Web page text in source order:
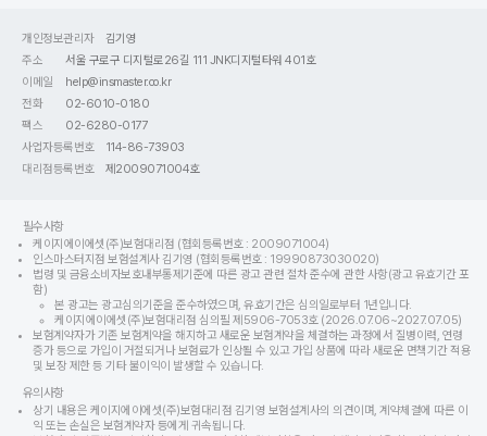
개인정보관리자
김기영
주소
서울 구로구 디지털로26길 111 JNK디지털타워 401호
이메일
help@insmaster.co.kr
전화
02-6010-0180
팩스
02-6280-0177
사업자등록번호
114-86-73903
대리점등록번호
제2009071004호
필수사항
케이지에이에셋(주)보험대리점 (협회등록번호 : 2009071004)
인스마스터지점 보험설계사 김기영 (협회등록번호 : 19990873030020)
법령 및 금융소비자보호내부통제기준에 따른 광고 관련 절차 준수에 관한 사항(광고 유효기간 포
함)
본 광고는 광고심의기준을 준수하였으며, 유효기간은 심의일로부터 1년입니다.
케이지에이에셋(주)보험대리점 심의필 제5906-7053호 (2026.07.06~2027.07.05)
보험계약자가 기존 보험계약을 해지하고 새로운 보험계약을 체결하는 과정에서 질병이력, 연령
증가 등으로 가입이 거절되거나 보험료가 인상될 수 있고 가입 상품에 따라 새로운 면책기간 적용
및 보장 제한 등 기타 불이익이 발생할 수 있습니다.
유의사항
상기 내용은 케이지에이에셋(주)보험대리점 김기영 보험설계사의 의견이며, 계약체결에 따른 이
익 또는 손실은 보험계약자 등에게 귀속됩니다.